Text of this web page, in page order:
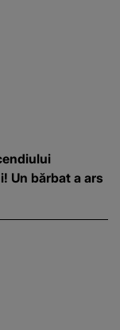
Un bărbat a ars